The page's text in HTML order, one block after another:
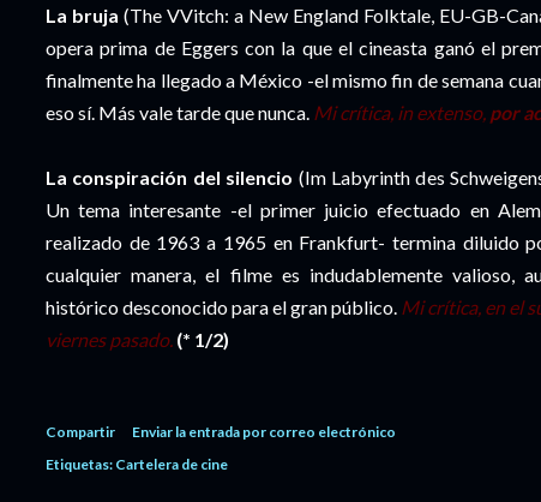
La bruja (The VVitch: a New England Folktale, EU-GB-
opera prima de Eggers con la que el cineasta ganó el
finalmente ha llegado a México -el mismo fin de semana
eso sí. Más vale tarde que nunca. Mi crítica, in extenso, por
La conspiración del silencio (Im Labyrinth des
Un tema interesante -el primer juicio efectuado en
realizado de 1963 a 1965 en Frankfurt- termina diluido
cualquier manera, el filme es indudablemente valioso,
histórico desconocido para el gran público. Mi crítica, en el
viernes pasado. (* 1/2)
Compartir
Enviar la entrada por correo electrónico
Etiquetas: Cartelera de cine